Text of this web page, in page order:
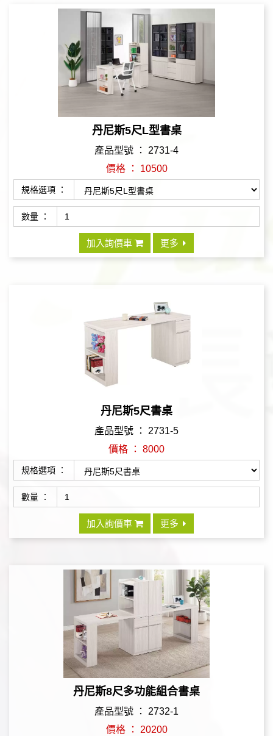
丹尼斯5尺L型書桌
產品型號 ： 2731-4
價格 ： 10500
規格選項 ：
數量 ：
加入詢價車 更多
丹尼斯5尺書桌
產品型號 ： 2731-5
價格 ： 8000
規格選項 ：
數量 ：
加入詢價車 更多
丹尼斯8尺多功能組合書桌
產品型號 ： 2732-1
價格 ： 20200